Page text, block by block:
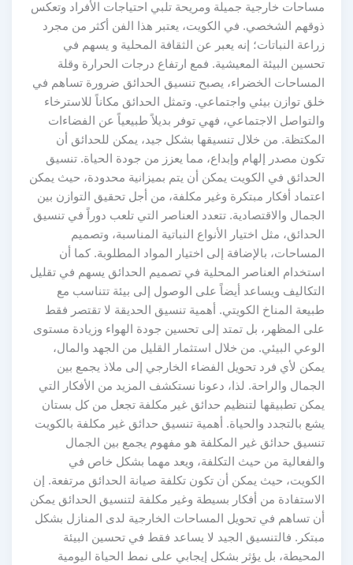
مساحات خارجية جميلة ومريحة تلبي احتياجات الأفراد وتعكس
ذوقهم الشخصي. في الكويت، يعتبر هذا الفن أكثر من مجرد
زراعة النباتات؛ إنه يعبر عن الثقافة المحلية و يسهم في
تحسين البيئة المعيشية. فمع ارتفاع درجات الحرارة وقلة
المساحات الخضراء، يصبح تنسيق الحدائق ضرورة تساهم في
خلق توازن بيئي واجتماعي. وتمثل الحدائق مكاناً للاسترخاء
والتواصل الاجتماعي، فهي توفر بديلاً طبيعياً عن الفضاءات
المكتظة. من خلال تنسيقها بشكل جيد، يمكن للحدائق أن
تكون مصدر إلهام وإبداع، مما يعزز من جودة الحياة. تنسيق
الحدائق في الكويت يمكن أن يتم بميزانية محدودة، حيث يمكن
اعتماد أفكار مبتكرة وغير مكلفة، من أجل تحقيق التوازن بين
الجمال والاقتصادية. تتعدد العناصر التي تلعب دوراً في تنسيق
الحدائق، مثل اختيار الأنواع النباتية المناسبة، وتصميم
المساحات، بالإضافة إلى اختيار المواد المطلوبة. كما أن
استخدام العناصر المحلية في تصميم الحدائق يسهم في تقليل
التكاليف ويساعد أيضاً على الوصول إلى بيئة تتناسب مع
طبيعة المناخ الكويتي. أهمية تنسيق الحديقة لا تقتصر فقط
على المظهر، بل تمتد إلى تحسين جودة الهواء وزيادة مستوى
الوعي البيئي. من خلال استثمار القليل من الجهد والمال،
يمكن لأي فرد تحويل الفضاء الخارجي إلى ملاذ يجمع بين
الجمال والراحة. لذا، دعونا نستكشف المزيد من الأفكار التي
يمكن تطبيقها لتنظيم حدائق غير مكلفة تجعل من كل بستان
يشع بالتجدد والحياة. أهمية تنسيق حدائق غير مكلفة بالكويت
تنسيق حدائق غير المكلفة هو مفهوم يجمع بين الجمال
والفعالية من حيث التكلفة، ويعد مهما بشكل خاص في
الكويت، حيث يمكن أن تكون تكلفة صيانة الحدائق مرتفعة. إن
الاستفادة من أفكار بسيطة وغير مكلفة لتنسيق الحدائق يمكن
أن تساهم في تحويل المساحات الخارجية لدى المنازل بشكل
مبتكر. فالتنسيق الجيد لا يساعد فقط في تحسين البيئة
المحيطة، بل يؤثر بشكل إيجابي على نمط الحياة اليومية